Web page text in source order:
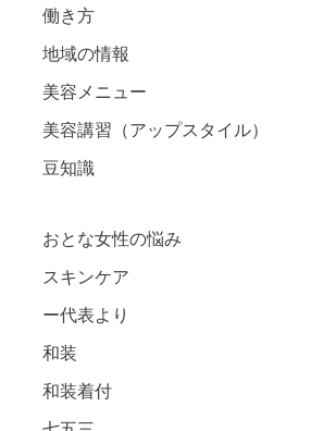
働き方
地域の情報
美容メニュー
美容講習（アップスタイル）
豆知識
おとな女性の悩み
スキンケア
ー代表より
和装
和装着付